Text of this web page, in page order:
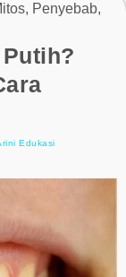
Penyebab,
Edukasi